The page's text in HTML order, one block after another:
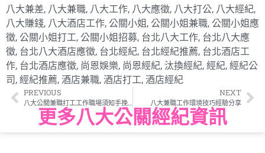
八大兼差, 八大兼職, 八大工作, 八大應徵, 八大打公, 八大經紀,
八大賺錢, 八大酒店工作, 公關小姐 , 公關小姐兼職, 公關小姐應
徵, 公關小姐打工, 公關小姐招募, 台北八大工作, 台北八大應
徵, 台北八大酒店應徵, 台北經紀, 台北經紀推薦, 台北酒店工
作, 台北酒店應徵, 尚恩娛樂, 尚恩經紀, 汰換經紀, 經紀, 經紀公
司 , 經紀推薦, 酒店兼職, 酒店打工, 酒店經紀
PREVIOUS
八大公關兼職打工工作職場須知手挽眉角
NEXT
八大兼職工作環境技巧經驗分享
更多八大公關經紀資訊